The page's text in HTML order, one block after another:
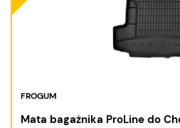
FROGUM
Mata bagażnika ProLine do